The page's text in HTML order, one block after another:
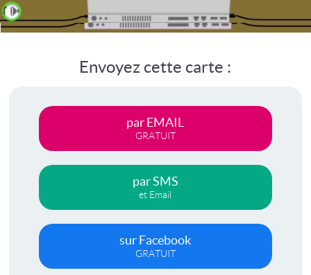
la
vidéo
Envoyez cette carte :
par EMAIL
GRATUIT
par SMS
et Email
sur Facebook
GRATUIT